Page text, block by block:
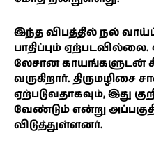
இந்த விபத்தில் நல்
பாதிப்பும் ஏற்படவில்லை.
லேசான காயங்களுடன்
வருகிறார். திருமழிசை
ஏற்படுவதாகவும், இது
வேண்டும் என்று
விடுத்துள்ளனர்.